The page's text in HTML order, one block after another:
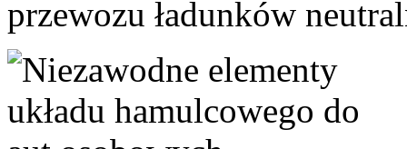
przewozu ładunków